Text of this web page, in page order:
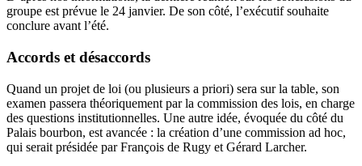
groupe est prévue le 24 janvier. De son côté, l’exécutif souhaite
conclure avant l’été.
Accords et désaccords
Quand un projet de loi (ou plusieurs a priori) sera sur la table, son
examen passera théoriquement par la commission des lois, en charge
des questions institutionnelles. Une autre idée, évoquée du côté du
Palais bourbon, est avancée : la création d’une commission ad hoc,
qui serait présidée par François de Rugy et Gérard Larcher.